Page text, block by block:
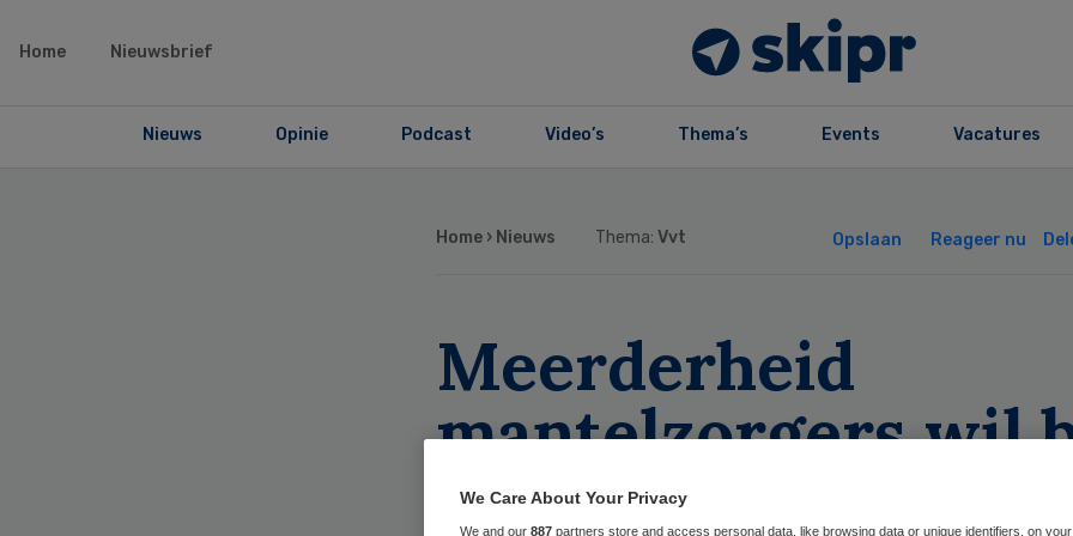
Home Nieuwsbrief
Nieuws Opinie Podcast Video’s Thema’s Events Vacatures
Home › Nieuws Thema:Vvt Opslaan Reageer nu
Meerderheid
mantelzorgers wil
tweede golf meer
We Care About Your Privacy
We and our 887 partners store and access personal data, like browsing data or unique identifiers, on